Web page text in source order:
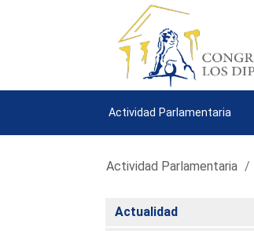
Actividad Parlamentaria
Actividad Parlamentaria
Actualidad